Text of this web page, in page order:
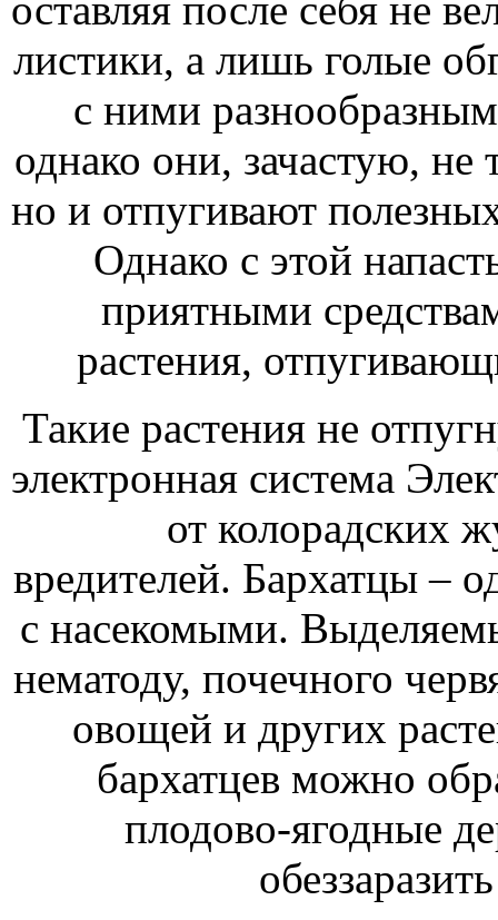
листики, а лишь голые
с ними
однако они, зачастую, не
но и отпугивают
Однако с этой
приятными
растения,
Такие растения не
электронная система
от колорадских
вредителей. Бархатцы –
с насекомыми.
нематоду, почечного
овощей и других
бархатцев можно
плодово-ягодные